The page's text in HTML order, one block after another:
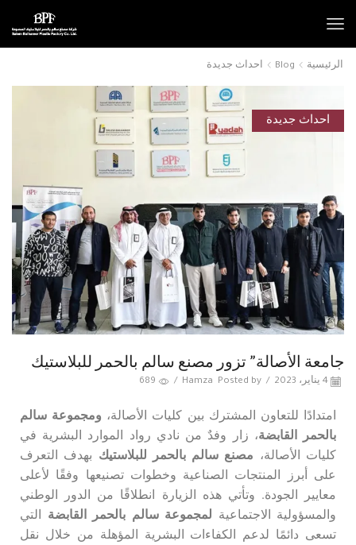
الرئيسية Blog احداث جديدة
احداث جديدة
جامعة الأصالة” تزور مصنع سالم بالحمر للبلاستيك
/
Posted by
Hamza
/
689
امتدادًا للتعاون المشترك بين كليات الأصالة، ومجموعة سالم
بالحمر القابضة، زار وفدٌ من نادي رواد الموارد البشرية في
كليات الأصالة، مصنع سالم بالحمر للبلاستيك بهدف التعرف
على أبرز المنتجات الصناعية وخطوات تصنيعها وفقًا لأعلى
معايير الجودة. وتأتي هذه الزيارة انطلاقًا من الدور الوطني
والمسؤولية الاجتماعية لمجموعة سالم بالحمر القابضة التي
تسعى دائمًا لدعم الكفاءات البشرية المؤهلة من خلال نقل